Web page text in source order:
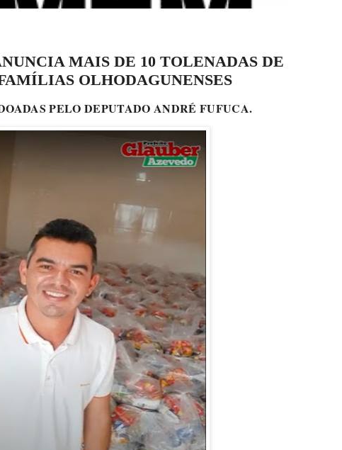
MAIS DE 10 TOLENADAS DE
OLHODAGUNENSES
PELO DEPUTADO ANDRÉ FUFUCA.